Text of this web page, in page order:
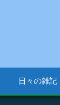
日々の雑記